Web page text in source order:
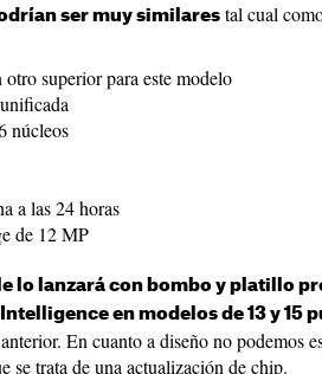
ser muy similares tal cual
superior para este modelo
núcleos
a las 24 horas
de 12 MP
lo lanzará con bombo y platillo
en modelos de 13 y 15
En cuanto a diseño no podemos
se trata de una actualización de chip.